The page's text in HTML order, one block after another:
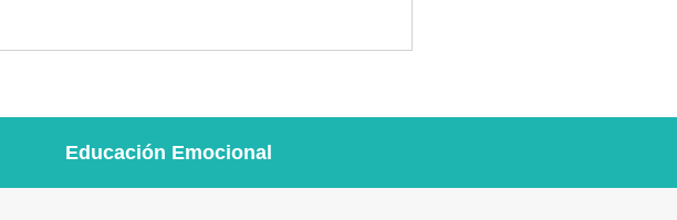
Educación Emocional